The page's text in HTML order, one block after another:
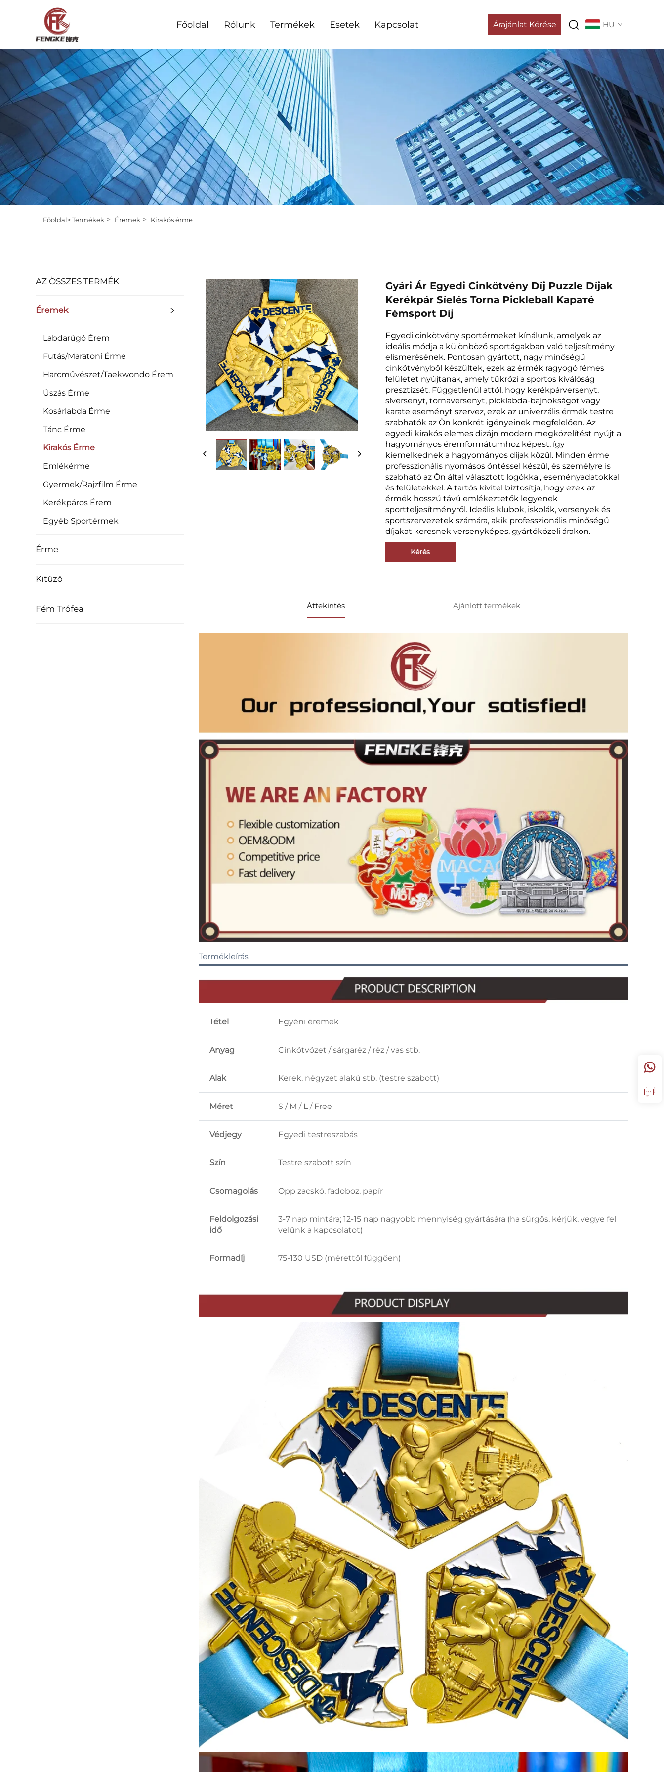
Főoldal Rólunk Termékek Esetek Kapcsolat Árajánlat Kérése HU
Főoldal>Termékek > Éremek > Kirakós érme
AZ ÖSSZES TERMÉK
Éremek
Labdarúgó Érem
Futás/Maratoni Érme
Harcművészet/Taekwondo Érem
Úszás Érme
Kosárlabda Érme
Tánc Érme
Kirakós Érme
Emlékérme
Gyermek/Rajzfilm Érme
Kerékpáros Érem
Egyéb Sportérmek
Érme
Kitűző
Fém Trófea
Gyári Ár Egyedi Cinkötvény Díj Puzzle Díjak
Kerékpár Síelés Torna Pickleball Kаратé
Fémsport Díj
Egyedi cinkötvény sportérmeket kínálunk, amelyek az
ideális módja a különböző sportágakban való teljesítmény
elismerésének. Pontosan gyártott, nagy minőségű
cinkötvényből készültek, ezek az érmék ragyogó fémes
felületet nyújtanak, amely tükrözi a sportos kiválóság
presztízsét. Függetlenül attól, hogy kerékpárversenyt,
síversenyt, tornaversenyt, picklabda-bajnokságot vagy
karate eseményt szervez, ezek az univerzális érmék testre
szabhatók az Ön konkrét igényeinek megfelelően. Az
egyedi kirakós elemes dizájn modern megközelítést nyújt a
hagyományos éremformátumhoz képest, így
kiemelkednek a hagyományos díjak közül. Minden érme
professzionális nyomásos öntéssel készül, és személyre is
szabható az Ön által választott logókkal, eseményadatokkal
és felületekkel. A tartós kivitel biztosítja, hogy ezek az
érmék hosszú távú emlékeztetők legyenek
sportteljesítményről. Ideális klubok, iskolák, versenyek és
sportszervezetek számára, akik professzionális minőségű
díjakat keresnek versenyképes, gyártóközeli árakon.
Kérés
Áttekintés Ajánlott termékek
Termékleírás
Tétel Egyéni éremek
Anyag Cinkötvözet / sárgaréz / réz / vas stb.
Alak Kerek, négyzet alakú stb. (testre szabott)
Méret S / M / L / Free
Védjegy Egyedi testreszabás
Szín Testre szabott szín
Csomagolás Opp zacskó, fadoboz, papír
Feldolgozási
idő
3-7 nap mintára; 12-15 nap nagyobb mennyiség gyártására (ha sürgős, kérjük, vegye fel
velünk a kapcsolatot)
Formadíj 75-130 USD (mérettől függően)